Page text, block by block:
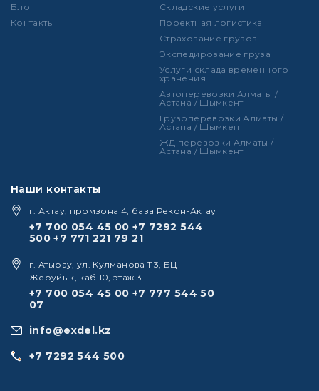
Блог
Контакты
Складские услуги
Проектная логистика
Страхование грузов
Экспедирование груза
Услуги склада временного
хранения
Автоперевозки Алматы /
Астана / Шымкент
Грузоперевозки Алматы /
Астана / Шымкент
ЖД перевозки Алматы /
Астана / Шымкент
Наши контакты
г. Актау, промзона 4, база Рекон-Актау
+7 700 054 45 00 +7 7292 544
500 +7 771 221 79 21
г. Атырау, ул. Кулманова 113, БЦ
Жеруйык, каб 10, этаж 3
+7 700 054 45 00 +7 777 544 50
07
info@exdel.kz
+7 7292 544 500